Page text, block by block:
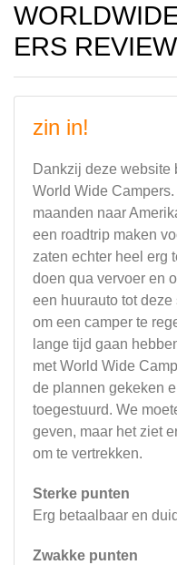
ERS
zin in!
Dankzij deze website
World Wide
maanden naar
een roadtrip maken
zaten echter heel erg
doen qua vervoer en
een huurauto tot
om een camper te
lange tijd gaan
met World Wide
de plannen gekeken
toegestuurd. We
geven, maar het ziet
om te vertrekken.
Sterke punten
Erg betaalbaar en
Zwakke punten